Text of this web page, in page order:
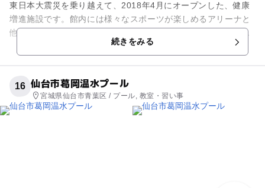
東日本大震災を乗り越えて、2018年4月にオープンした、健康
増進施設です。館内には様々なスポーツが楽しめるアリーナと
他の区的ホール、銃剣道場、屋内プールがあり、季節、天気を
気にすることなくいつで...続きをみる
16 仙台市葛岡温水プール
宮城県仙台市青葉区 / プール, 教室・習い事